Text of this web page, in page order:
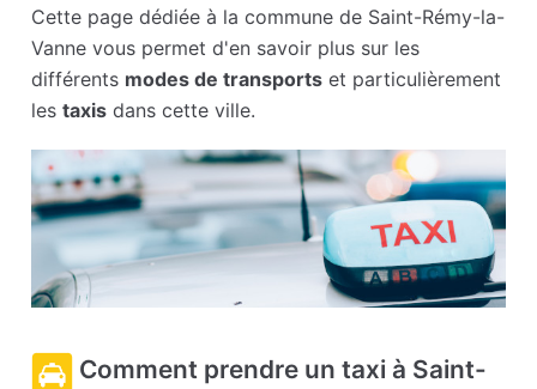
Cette page dédiée à la commune de Saint-Rémy-la-
Vanne vous permet d'en savoir plus sur les
différents modes de transports et particulièrement
lestaxis dans cette ville.
Comment prendre un taxi à Saint-